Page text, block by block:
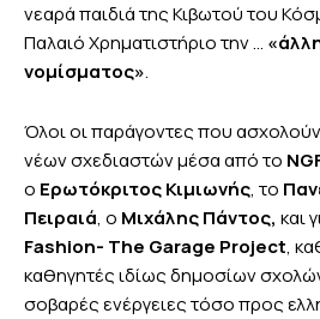
νεαρά παιδιά της Κιβωτού του
Παλαιό Χρηματιστήριο την …
νομίσματος».
Όλοι οι παράγοντες που
νέων σχεδιαστών μέσα από το
ο Ερωτόκριτος Κιμιωνής, το
Πειραιά, ο Μιχάλης Πάντος, και
Fashion- The Garage Project,
καθηγητές ιδίως δημοσίων
σοβαρές ενέργειες τόσο προς